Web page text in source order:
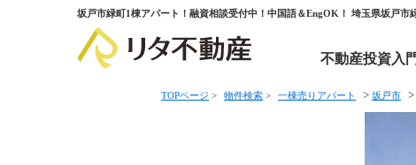
坂戸市緑町1棟アパート！融資相談受付中！中国語＆EngOK！ 埼玉県坂戸
不動産投資入
TOPページ > 物件検索 > 一棟売りアパート > 坂戸市 >